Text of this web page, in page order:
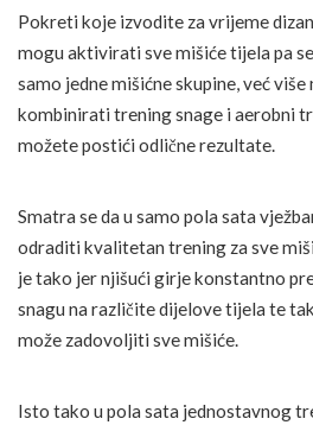
Pokreti koje izvodite za vrijeme
mogu aktivirati sve mišiće tijela pa
samo jedne mišićne skupine, već
kombinirati trening snage i aerobni
možete postići odlične rezultate.
Smatra se da u samo pola sata
odraditi kvalitetan trening za sve
je tako jer njišući girje konstantno
snagu na različite dijelove tijela te
može zadovoljiti sve mišiće.
Isto tako u pola sata jednostavnog